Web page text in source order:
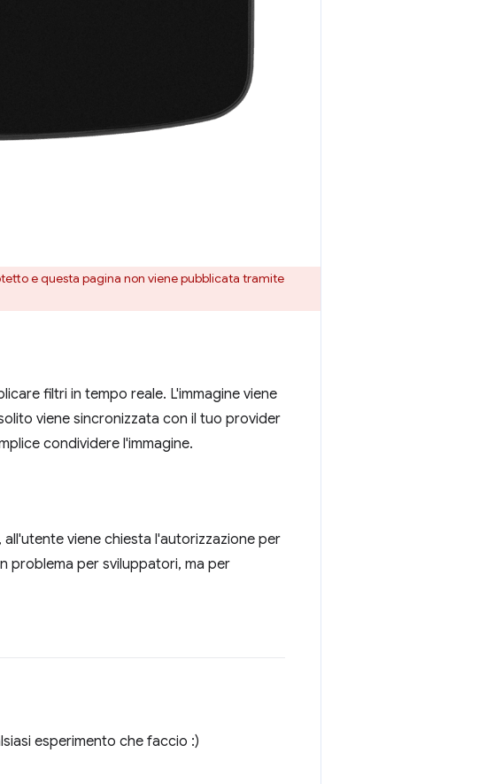
e questa pagina non viene pubblicata tramite
filtri in tempo reale. L'immagine viene
viene sincronizzata con il tuo provider
condividere l'immagine.
viene chiesta l'autorizzazione per
problema per sviluppatori, ma per
esperimento che faccio :)